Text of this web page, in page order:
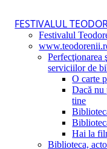
FESTIVALUL
Festivalul
Perfecţionarea
serviciilor de
O carte
Dacă nu
tine
Hai la
Biblioteca,